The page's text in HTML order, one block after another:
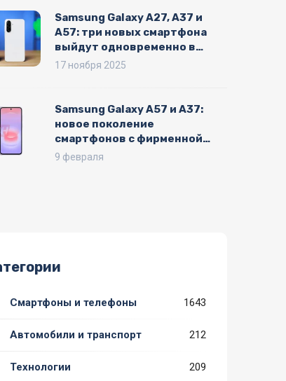
Samsung Galaxy A27, A37 и
A57: три новых смартфона
выйдут одновременно в
начале 2026 года
17 ноября 2025
Samsung Galaxy A57 и A37:
новое поколение
смартфонов с фирменной
дизайнерской деталью
9 февраля
Смартфоны и телефоны 1643
Автомобили и транспорт 212
Технологии 209